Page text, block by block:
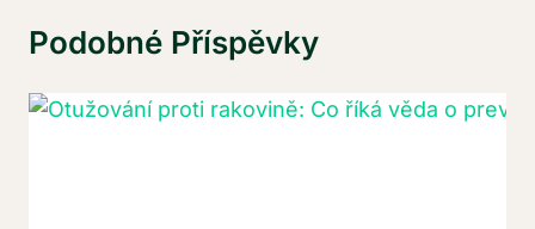
Podobné Příspěvky